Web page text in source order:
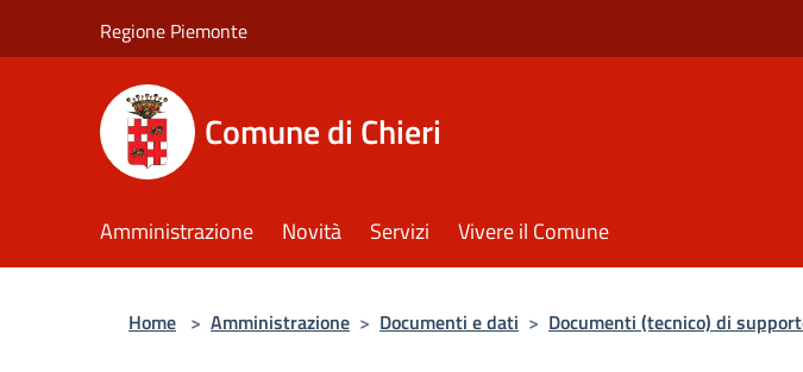
Regione Piemonte
Comune di Chieri
Amministrazione Novità Servizi Vivere il Comune
Home > Amministrazione > Documenti e dati > Documenti (tecnico) di